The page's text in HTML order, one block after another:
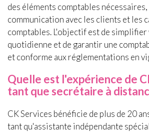
des éléments comptables nécessaires,
communication avec les clients et les
comptables. L'objectif est de
quotidienne et de garantir une
et conforme aux réglementations en
Quelle est l'expérience de
tant que secrétaire à
CK Services bénéficie de plus de 20
tant qu'assistante indépendante